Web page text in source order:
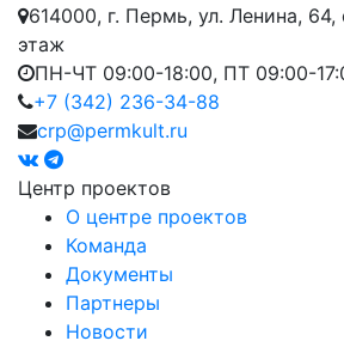
614000, г. Пермь, ул. Ленина,
этаж
ПН-ЧТ 09:00-18:00, ПТ 09:00-
+7 (342) 236-34-88
crp@permkult.ru
Центр проектов
О центре проектов
Команда
Документы
Партнеры
Новости